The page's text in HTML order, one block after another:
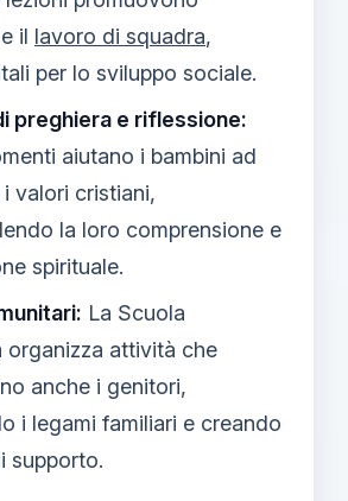
e il lavoro di squadra,
per lo sviluppo sociale.
preghiera e riflessione:
aiutano i bambini ad
i valori cristiani,
la loro comprensione e
spirituale.
La Scuola
organizza attività che
anche i genitori,
i legami familiari e creando
supporto.